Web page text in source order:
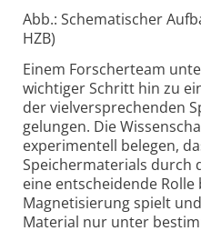
Abb.: Schematischer
HZB)
Einem Forscherteam
wichtiger Schritt hin zu
der vielversprechenden
gelungen. Die
experimentell belegen,
Speicher­materials durch
eine entscheidende
Magnetisierung spielt
Material nur unter